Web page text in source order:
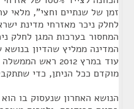
זמן של שנתיים וחצי", מלאי
לחלק ניכר מאזרחי מדינת
המחסור בערכות המגן לחלק
המדינה ממליץ שהדיון
עוד במרץ 2012
מוקדם ככל הניתן, כדי
הנושא האחרון שנעסוק בו